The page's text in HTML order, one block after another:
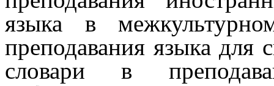
языка в
преподавания языка для
словари в